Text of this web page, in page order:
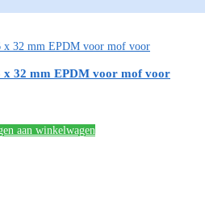
x 32 mm EPDM voor mof voor
aan winkelwagen